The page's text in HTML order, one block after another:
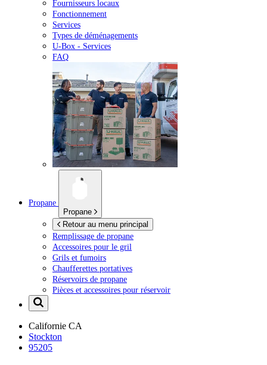
Fournisseurs locaux
Fonctionnement
Services
Types de déménagements
U-Box - Services
FAQ
Propane
Propane
Retour au menu principal
Remplissage de propane
Accessoires pour le gril
Grils et fumoirs
Chaufferettes portatives
Réservoirs de propane
Pièces et accessoires pour réservoir
Californie CA
Stockton
95205